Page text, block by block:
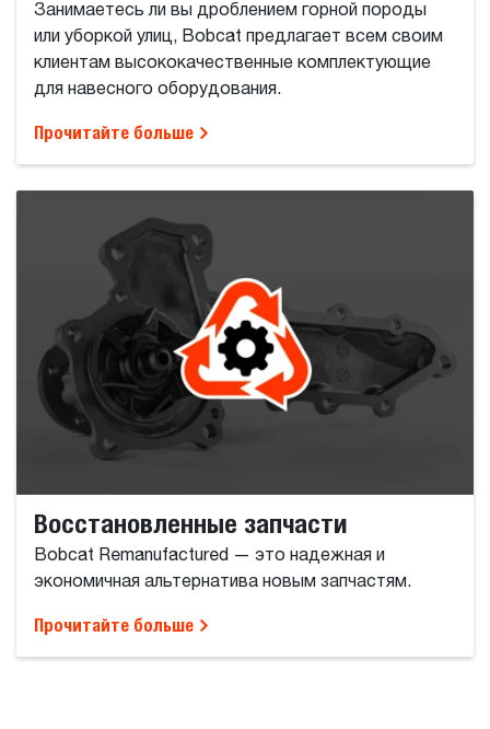
Занимаетесь ли вы дроблением горной породы
или уборкой улиц, Bobcat предлагает всем своим
клиентам высококачественные комплектующие
для навесного оборудования.
Прочитайте больше
Восстановленные запчасти
Bobcat Remanufactured — это надежная и
экономичная альтернатива новым запчастям.
Прочитайте больше